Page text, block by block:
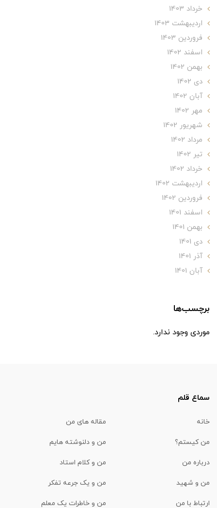
خرداد 1403
ارديبهشت 1403
فروردین 1403
اسفند 1402
بهمن 1402
دی 1402
آبان 1402
مهر 1402
شهریور 1402
مرداد 1402
تير 1402
خرداد 1402
ارديبهشت 1402
فروردین 1402
اسفند 1401
بهمن 1401
دی 1401
آذر 1401
آبان 1401
برچسب‌ها
موردی وجود ندارد.
سماع قلم
خانه مقاله های من
من کیستم؟ من و دلنوشته هایم
درباره من من و کلام استاد
من و شهید من و یک جرعه تفکر
ارتباط با من من و خاطرات یک معلم